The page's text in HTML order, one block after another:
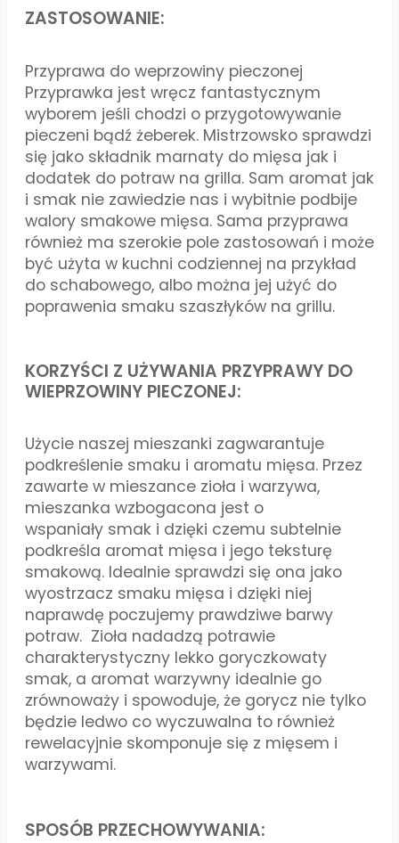
ZASTOSOWANIE:
Przyprawa do weprzowiny pieczonej
Przyprawka jest wręcz fantastycznym
wyborem jeśli chodzi o przygotowywanie
pieczeni bądź żeberek. Mistrzowsko sprawdzi
się jako składnik marnaty do mięsa jak i
dodatek do potraw na grilla. Sam aromat jak
i smak nie zawiedzie nas i wybitnie podbije
walory smakowe mięsa. Sama przyprawa
również ma szerokie pole zastosowań i może
być użyta w kuchni codziennej na przykład
do schabowego, albo można jej użyć do
poprawenia smaku szaszłyków na grillu.
KORZYŚCI Z UŻYWANIA PRZYPRAWY DO
WIEPRZOWINY PIECZONEJ:
Użycie naszej mieszanki zagwarantuje
podkreślenie smaku i aromatu mięsa. Przez
zawarte w mieszance zioła i warzywa,
mieszanka wzbogacona jest o
wspaniały smak i dzięki czemu subtelnie
podkreśla aromat mięsa i jego teksturę
smakową. Idealnie sprawdzi się ona jako
wyostrzacz smaku mięsa i dzięki niej
naprawdę poczujemy prawdziwe barwy
potraw. Zioła nadadzą potrawie
charakterystyczny lekko goryczkowaty
smak, a aromat warzywny idealnie go
zrównoważy i spowoduje, że gorycz nie tylko
będzie ledwo co wyczuwalna to również
rewelacyjnie skomponuje się z mięsem i
warzywami.
SPOSÓB PRZECHOWYWANIA: